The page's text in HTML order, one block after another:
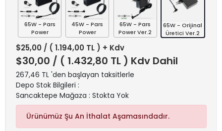
65W - Pars
Power
45W - Pars
Power
65W - Pars
Power Ver.2
65W - Orijinal
Üretici Ver.2
$25,00 / ( 1.194,00 TL ) + Kdv
$30,00 / ( 1.432,80 TL ) Kdv Dahil
267,46 TL 'den başlayan taksitlerle
Depo Stok Bilgileri :
Sancaktepe Mağaza : Stokta Yok
Ürünümüz Şu An İthalat Aşamasındadır.